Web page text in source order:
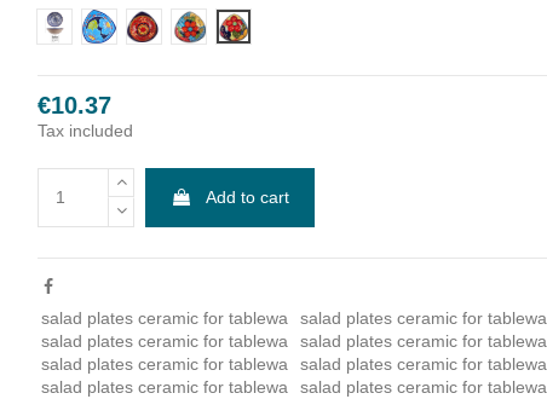
DISEÑO 1 CENEFA AZUL
DISEÑO 2 CENEFA AZUL
DISEÑO 3 CENEFA AZUL
DISEÑO 4 CENEFA AZUL
DISEÑO 5 CENEFA AZUL
€10.37
Tax included
Add to cart
salad plates ceramic for tablewa
salad plates ceramic for tablewa
salad plates ceramic for tablewa
salad plates ceramic for tablewa
salad plates ceramic for tablewa
salad plates ceramic for tablewa
salad plates ceramic for tablewa
salad plates ceramic for tablewa